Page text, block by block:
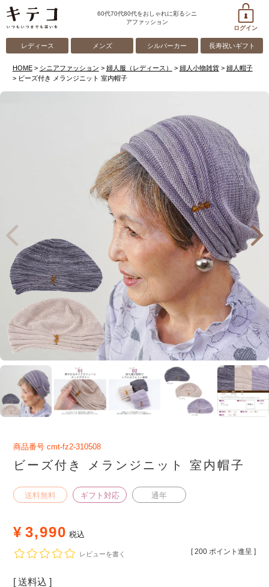
60代70代80代をおしゃれに彩るシニ
アファッション
ログイン
レディース メンズ シルバーカー 長寿祝いギフト
HOME シニアファッション 婦人服（レディース） 婦人小物雑貨
婦人帽子
ビーズ付き メランジニット 室内帽子
商品番号 cmt-fz2-310508
ビーズ付き メランジニット 室内帽子
送料無料 ギフト対応 通年
¥ 3,990 税込
[ 200 ポイント進呈 ]
レビューを書く
送料込